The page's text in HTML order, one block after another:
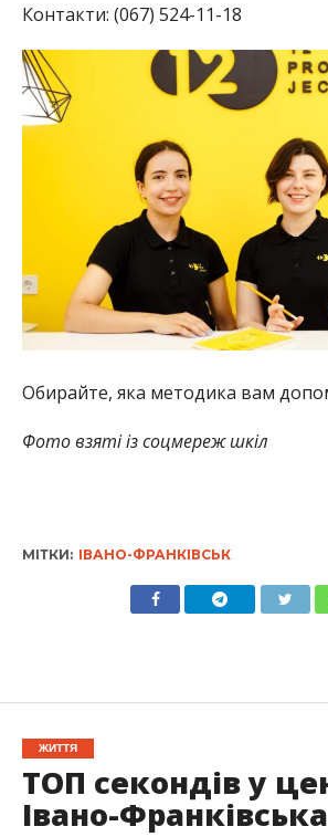
Контакти: (067) 524-11-18
Обирайте, яка методика вам
Фото взяті із соцмереж шкіл
МІТКИ: ІВАНО-ФРАНКІВСЬК
ЖИТТЯ
ТОП секондів у
Івано-Франківська